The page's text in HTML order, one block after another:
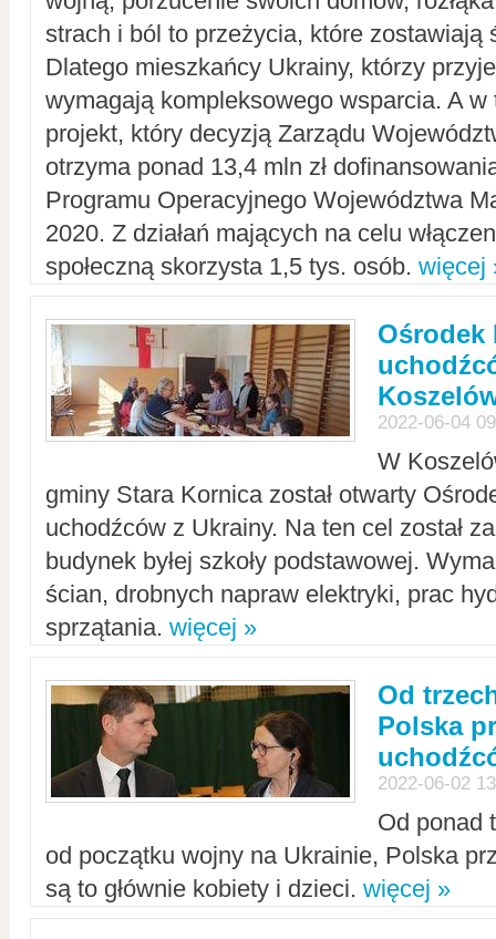
strach i ból to przeżycia, które zostawiają
Dlatego mieszkańcy Ukrainy, którzy
wymagają kompleksowego wsparcia. A w
projekt, który decyzją Zarządu
otrzyma ponad 13,4 mln zł
Programu Operacyjnego Województwa
2020. Z działań mających na celu
społeczną skorzysta 1,5 tys. osób. więcej
Ośrodek
2022-06-04
W
gminy Stara Kornica został otwarty
uchodźców z Ukrainy. Na ten cel został
budynek byłej szkoły podstawowej.
ścian, drobnych napraw elektryki, prac
sprzątania. więcej »
Od
Polska
2022-06-02
Od ponad
od początku wojny na Ukrainie, Polska
są to głównie kobiety i dzieci. więcej »